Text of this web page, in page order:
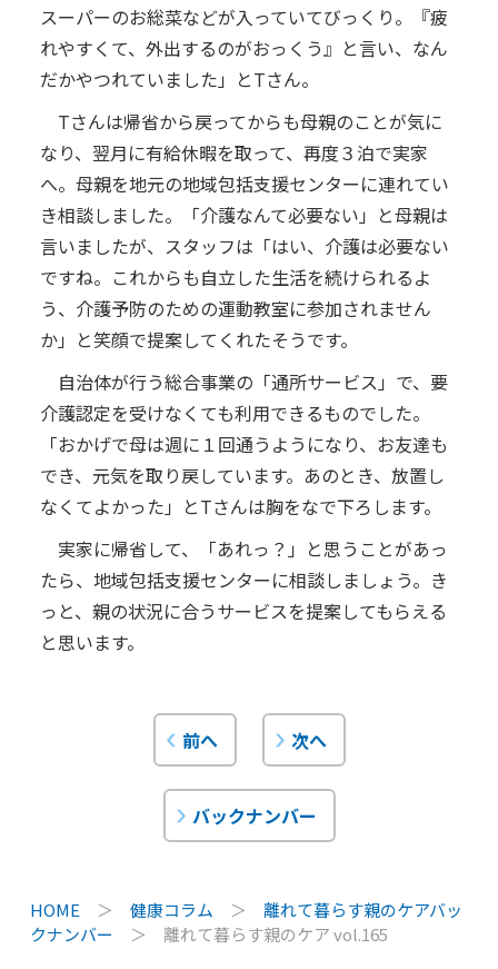
スーパーのお総菜などが入っていてびっくり。『疲
れやすくて、外出するのがおっくう』と言い、なん
だかやつれていました」とTさん。
Tさんは帰省から戻ってからも母親のことが気に
なり、翌月に有給休暇を取って、再度３泊で実家
へ。母親を地元の地域包括支援センターに連れてい
き相談しました。「介護なんて必要ない」と母親は
言いましたが、スタッフは「はい、介護は必要ない
ですね。これからも自立した生活を続けられるよ
う、介護予防のための運動教室に参加されません
か」と笑顔で提案してくれたそうです。
自治体が行う総合事業の「通所サービス」で、要
介護認定を受けなくても利用できるものでした。
「おかげで母は週に１回通うようになり、お友達も
でき、元気を取り戻しています。あのとき、放置し
なくてよかった」とTさんは胸をなで下ろします。
実家に帰省して、「あれっ？」と思うことがあっ
たら、地域包括支援センターに相談しましょう。き
っと、親の状況に合うサービスを提案してもらえる
と思います。
前へ 次へ
バックナンバー
HOME ＞ 健康コラム ＞ 離れて暮らす親のケアバッ
クナンバー ＞ 離れて暮らす親のケア vol.165